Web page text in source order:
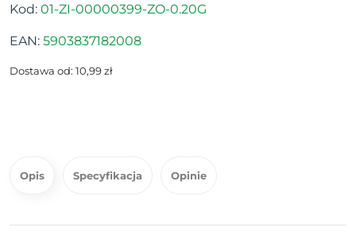
Kod: 01-ZI-00000399-ZO-0.20G
EAN: 5903837182008
Dostawa od: 10,99 zł
Opis Specyfikacja Opinie